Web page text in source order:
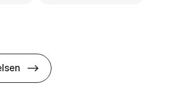
HA(psyk.) - erhvervs­økonomi og